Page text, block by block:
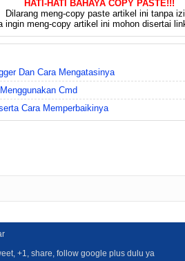
HATI-HATI BAHAYA COPY PASTE!!!
Dilarang meng-copy paste artikel ini tanpa
ingin meng-copy artikel ini mohon disertai
Dan Cara Mengatasinya
Cmd
Cara Memperbaikinya
+1, share, follow google plus dulu ya